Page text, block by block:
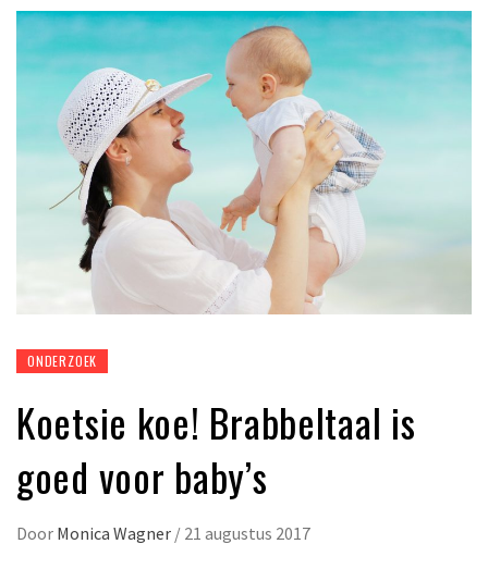
ONDERZOEK
Koetsie koe! Brabbeltaal is
goed voor baby’s
Door Monica Wagner / 21 augustus 2017